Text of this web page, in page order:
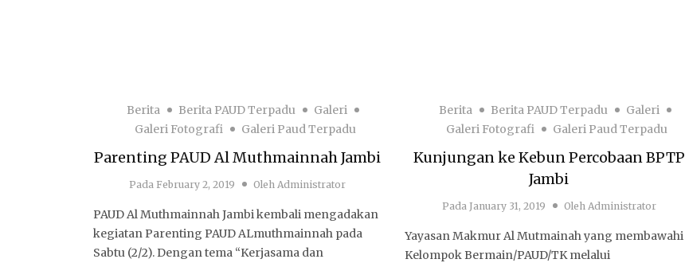
Berita Berita PAUD Terpadu
Galeri
Galeri Fotografi
Galeri Paud Terpadu
Parenting PAUD Al Muthmainnah Jambi
Pada February 2, 2019 Oleh Administrator
PAUD Al Muthmainnah Jambi kembali mengadakan
kegiatan Parenting PAUD ALmuthmainnah pada
Sabtu (2/2). Dengan tema “Kerjasama dan
Berita Berita PAUD Terpadu
Galeri
Galeri Fotografi
Galeri Paud Terpadu
Kunjungan ke Kebun Percobaan BPTP
Jambi
Pada January 31, 2019 Oleh Administrator
Yayasan Makmur Al Mutmainah yang membawahi
Kelompok Bermain/PAUD/TK melalui